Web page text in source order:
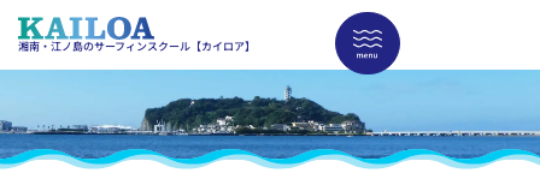
湘南・江ノ島のサーフィンスクール【カイロア】